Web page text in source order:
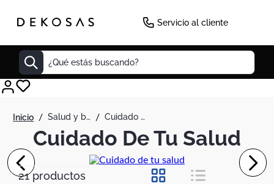
Servicio al cliente
¿Qué estás buscando?
salud y belleza cuidado de tu salud
Cuidado De Tu Salud
21productos
Tapete
Cabecero